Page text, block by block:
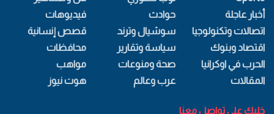
أخبار عاجلة
اتصالات وتكنولوجيا
اقتصاد وبنوك
الحرب في اوكرانيا
المقالات
حوادث
سوشيال وترند
سياسة وتقارير
صحة ومنوعات
عرب وعالم
فيديوهات
قصص إنسانية
محافظات
مواهب
هوت نيوز
خليك علي تواصل معنا